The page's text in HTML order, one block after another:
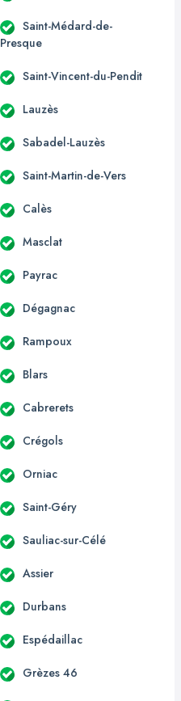
Saint-Médard-de-
Presque
Saint-Vincent-du-Pendit
Lauzès
Sabadel-Lauzès
Saint-Martin-de-Vers
Calès
Masclat
Payrac
Dégagnac
Rampoux
Blars
Cabrerets
Crégols
Orniac
Saint-Géry
Sauliac-sur-Célé
Assier
Durbans
Espédaillac
Grèzes 46